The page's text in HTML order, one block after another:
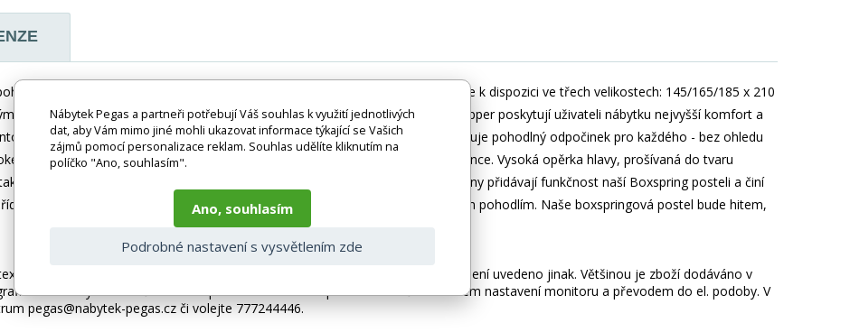
kontinentální postel typu boxspring v moderním klasickém stylu, která je k dispozici ve třech velikostech: 145/165/185 x 210
sedákem a výplní postele. 15 cm vysoká bonellová matrace a 5 cm vysoký topper poskytují uživateli nábytku nejvyšší komfort a
typ výplně je také odolný vůči nevzhledným prohlubním. Takové řešení zaručuje pohodlný odpočinek pro každého - bez ohledu
komfortu stojí za zmínku také zpracování jednotlivých prvků modelu Florence. Vysoká opěrka hlavy, prošívaná do tvaru
i nepřekonatelnou ozdobou ložnice. Dvě prostorné úložné nádoby na lůžkoviny přidávají funkčnost naší Boxspring posteli a činí
si postel Florence, abyste si užili designový vzhled v kombinaci s maximálním pohodlím. Naše boxspringová postel bude hitem,
doplňků, spotřebičů, baterie, matrací atd.), nejsou tedy v ceně. Pokud není uvedeno jinak. Většinou je zboží dodáváno v
mohou být i ilustrační a barva produktu nemusí odpovídat skutečnosti vlivem nastavení monitoru a převodem do el. podoby. V
pegas@nabytek-pegas.cz či volejte 777244446.
Nábytek Pegas a partneři potřebují Váš souhlas k využití jednotlivých
dat, aby Vám mimo jiné mohli ukazovat informace týkající se Vašich
zájmů pomocí personalizace reklam. Souhlas udělíte kliknutím na
políčko "Ano, souhlasím".
Ano, souhlasím
Podrobné nastavení s vysvětlením zde